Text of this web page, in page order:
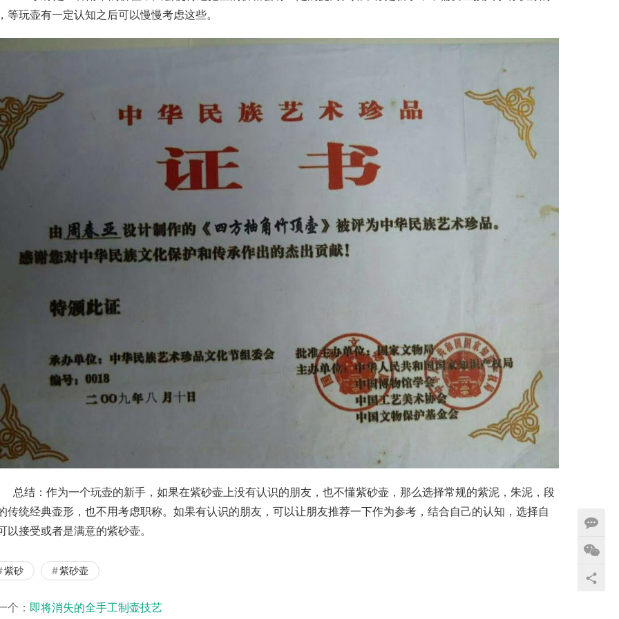
等玩壶有一定认知之后可以慢慢考虑这些。
传统经典壶形，也不用考虑职称。如果有认识的朋友，可以让朋友推荐一下作为参考，结合自己的认知，选择自
以接受或者是满意的紫砂壶。
紫砂 紫砂壶
个： 即将消失的全手工制壶技艺